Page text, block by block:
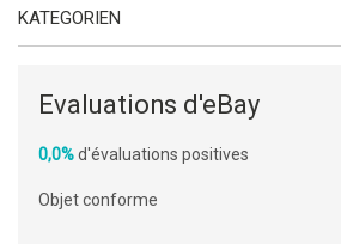
KATEGORIEN
Evaluations d'eBay
0,0%d'évaluations positives
Objet conforme